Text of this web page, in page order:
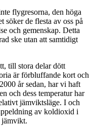
flygresorna, den höga
söker de flesta av oss på
och gemenskap. Detta
ske utan att samtidigt
till stora delar dött
är förbluffande kort och
år sedan, har vi haft
och dess temperatur har
jämviktsläge. I och
av koldioxid i
jämvikt.